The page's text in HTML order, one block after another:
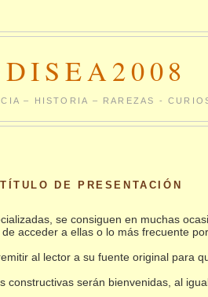
– HISTORIA – RAREZAS -
DE PRESENTACIÓN
se consiguen en muchas
acceder a ellas o lo más frecuente
al lector a su fuente original para
constructivas serán bienvenidas, al